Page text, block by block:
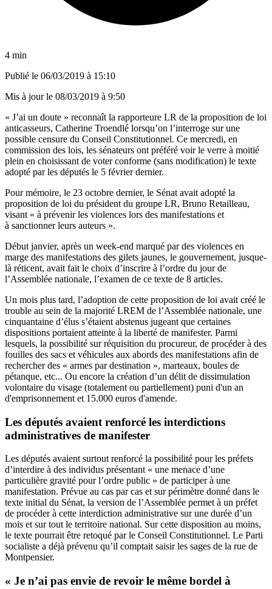
4 min
Publié le 06/03/2019 à 15:10
Mis à jour le 08/03/2019 à 9:50
« J’ai un doute » reconnaît la rapporteure LR de la proposition de loi
anticasseurs, Catherine Troendlé lorsqu’on l’interroge sur une
possible censure du Conseil Constitutionnel. Ce mercredi, en
commission des lois, les sénateurs ont préféré voir le verre à moitié
plein en choisissant de voter conforme (sans modification) le texte
adopté par les députés le 5 février dernier.
Pour mémoire, le 23 octobre dernier, le Sénat avait adopté la
proposition de loi du président du groupe LR, Bruno Retailleau,
visant « à prévenir les violences lors des manifestations et
à sanctionner leurs auteurs ».
Début janvier, après un week-end marqué par des violences en
marge des manifestations des gilets jaunes, le gouvernement, jusque-
là réticent, avait fait le choix d’inscrire à l’ordre du jour de
l’Assemblée nationale, l’examen de ce texte de 8 articles.
Un mois plus tard, l’adoption de cette proposition de loi avait créé le
trouble au sein de la majorité LREM de l’Assemblée nationale, une
cinquantaine d’élus s’étaient abstenus jugeant que certaines
dispositions portaient atteinte à la liberté de manifester. Parmi
lesquels, la possibilité sur réquisition du procureur, de procéder à des
fouilles des sacs et véhicules aux abords des manifestations afin de
rechercher des « armes par destination », marteaux, boules de
pétanque, etc... Ou encore la création d’un délit de dissimulation
volontaire du visage (totalement ou partiellement) puni d'un an
d'emprisonnement et 15.000 euros d'amende.
Les députés avaient renforcé les interdictions
administratives de manifester
Les députés avaient surtout renforcé la possibilité pour les préfets
d’interdire à des individus présentant « une menace d’une
particulière gravité pour l’ordre public » de participer à une
manifestation. Prévue au cas par cas et sur périmètre donné dans le
texte initial du Sénat, la version de l’Assemblée permet à un préfet
de procéder à cette interdiction administrative sur une durée d’un
mois et sur tout le territoire national. Sur cette disposition au moins,
le texte pourrait être retoqué par le Conseil Constitutionnel. Le Parti
socialiste a déjà prévenu qu’il comptait saisir les sages de la rue de
Montpensier.
« Je n’ai pas envie de revoir le même bordel à